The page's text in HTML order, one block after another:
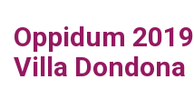
Oppidum 2019
Villa Dondona